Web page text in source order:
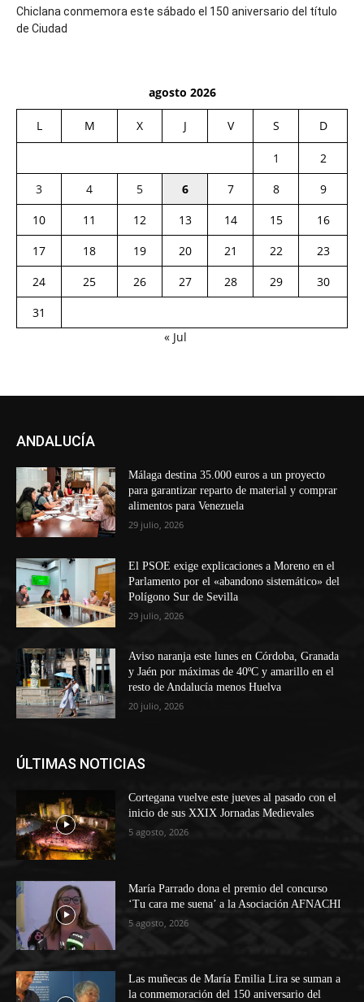
Chiclana conmemora este sábado el 150 aniversario del título
de Ciudad
agosto 2026
L M X J V S D
1
2
3
4 5 6 7 8
9
10
11 12 13 14 15
16
17
18 19 20 21 22
23
24
25 26 27 28 29
30
31
« Jul
ANDALUCÍA
Málaga destina 35.000 euros a un proyecto
para garantizar reparto de material y comprar
alimentos para Venezuela
29 julio, 2026
El PSOE exige explicaciones a Moreno en el
Parlamento por el «abandono sistemático» del
Polígono Sur de Sevilla
29 julio, 2026
Aviso naranja este lunes en Córdoba, Granada
y Jaén por máximas de 40ºC y amarillo en el
resto de Andalucía menos Huelva
20 julio, 2026
ÚLTIMAS NOTICIAS
Cortegana vuelve este jueves al pasado con el
inicio de sus XXIX Jornadas Medievales
5 agosto, 2026
María Parrado dona el premio del concurso
‘Tu cara me suena’ a la Asociación AFNACHI
5 agosto, 2026
Las muñecas de María Emilia Lira se suman a
la conmemoración del 150 aniversario del